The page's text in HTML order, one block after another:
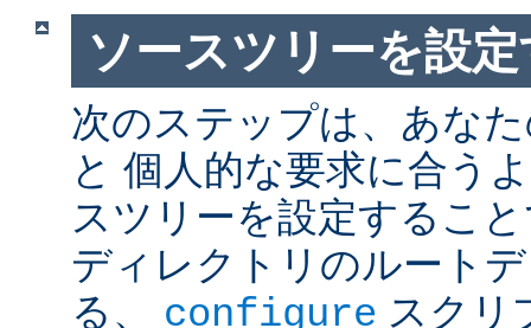
ソースツリーを設
次のステップは、あな
と 個人的な要求に合う
スツリーを設定するこ
ディレクトリのルート
る、 configure スクリ